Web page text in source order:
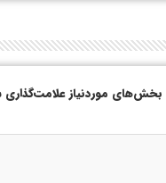
بخش‌های موردنیاز